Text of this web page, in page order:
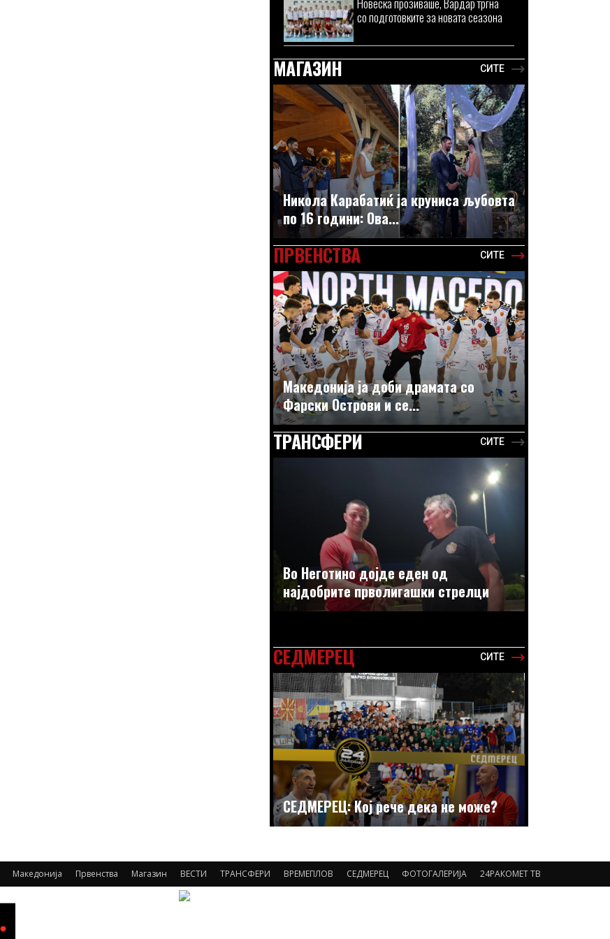
со подготовките за новата сеазона
МАГАЗИН СИТЕ
Никола Карабатиќ ја круниса љубовта
по 16 години: Ова...
ПРВЕНСТВА СИТЕ
Македонија ја доби драмата со
Фарски Острови и се...
ТРАНСФЕРИ СИТЕ
Во Неготино дојде еден од
најдобрите прволигашки стрелци
СЕДМЕРЕЦ СИТЕ
СЕДМЕРЕЦ: Кој рече дека не може?
Македонија Првенства Магазин ВЕСТИ ТРАНСФЕРИ ВРЕМЕПЛОВ СЕДМЕРЕЦ ФОТОГАЛЕРИЈА 24РАКОМЕТ ТВ